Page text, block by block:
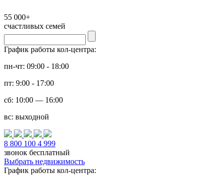
55 000+
счастливых семей
График работы кол-центра:
пн-чт: 09:00 - 18:00
пт: 9:00 - 17:00
сб: 10:00 — 16:00
вс: выходной
8 800 100 4 999
звонок бесплатный
Выбрать недвижимость
График работы кол-центра: